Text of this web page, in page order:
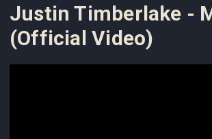
Justin Timberlake -
(Official Video)